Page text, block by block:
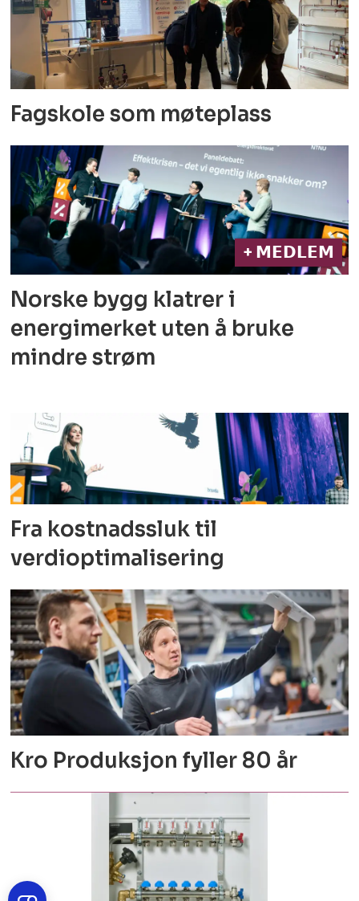
Fagskole som møteplass
+ 𝗠𝗘𝗗𝗟𝗘𝗠
Norske bygg klatrer i
energimerket uten å bruke
mindre strøm
Fra kostnadssluk til
verdioptimalisering
Kro Produksjon fyller 80 år